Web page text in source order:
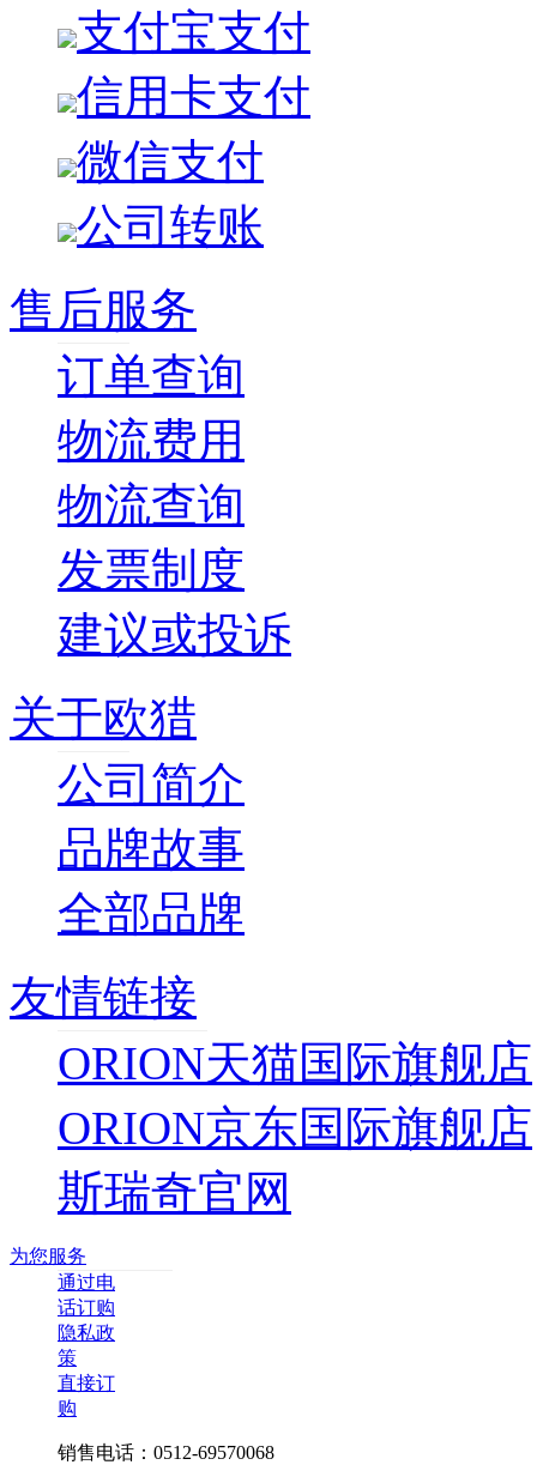
支付宝支付
信用卡支付
微信支付
公司转账
售后服务
订单查询
物流费用
物流查询
发票制度
建议或投诉
关于欧猎
公司简介
品牌故事
全部品牌
友情链接
ORION天猫国际旗舰店
ORION京东国际旗舰店
斯瑞奇官网
为您服务
通过电
话订购
隐私政
策
直接订
购
销售电话：0512-69570068